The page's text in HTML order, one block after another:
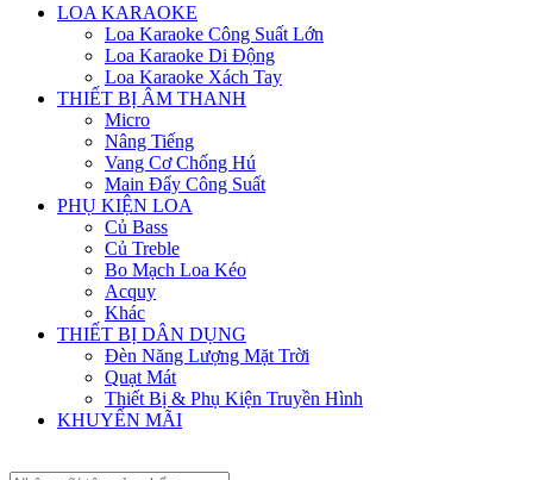
Menu
LOA KARAOKE
Loa Karaoke Công Suất Lớn
Loa Karaoke Di Động
Loa Karaoke Xách Tay
THIẾT BỊ ÂM THANH
Micro
Nâng Tiếng
Vang Cơ Chống Hú
Main Đẩy Công Suất
PHỤ KIỆN LOA
Củ Bass
Củ Treble
Bo Mạch Loa Kéo
Acquy
Khác
THIẾT BỊ DÂN DỤNG
Đèn Năng Lượng Mặt Trời
Quạt Mát
Thiết Bị & Phụ Kiện Truyền Hình
KHUYẾN MÃI